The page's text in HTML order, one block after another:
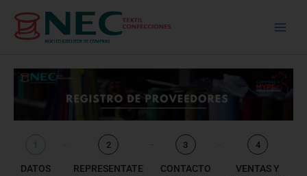
content
1
DATOS
2
REPRESENTATE
3
CONTACTO
4
VENTAS Y